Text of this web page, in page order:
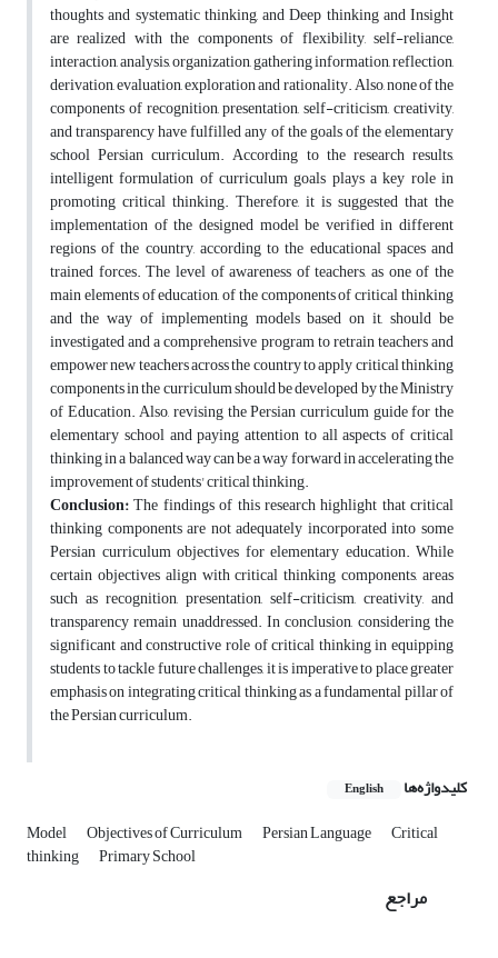
thoughts and systematic thinking, and Deep thinking and Insight
are realized with the components of flexibility, self-reliance,
interaction, analysis, organization, gathering information, reflection,
derivation, evaluation, exploration and rationality. Also, none of the
components of recognition, presentation, self-criticism, creativity,
and transparency have fulfilled any of the goals of the elementary
school Persian curriculum. According to the research results,
intelligent formulation of curriculum goals plays a key role in
promoting critical thinking. Therefore, it is suggested that the
implementation of the designed model be verified in different
regions of the country, according to the educational spaces and
trained forces. The level of awareness of teachers, as one of the
main elements of education, of the components of critical thinking
and the way of implementing models based on it, should be
investigated and a comprehensive program to retrain teachers and
empower new teachers across the country to apply critical thinking
components in the curriculum should be developed by the Ministry
of Education. Also, revising the Persian curriculum guide for the
elementary school and paying attention to all aspects of critical
thinking in a balanced way can be a way forward in accelerating the
improvement of students' critical thinking.
Conclusion:The findings of this research highlight that critical
thinking components are not adequately incorporated into some
Persian curriculum objectives for elementary education. While
certain objectives align with critical thinking components, areas
such as recognition, presentation, self-criticism, creativity, and
transparency remain unaddressed. In conclusion, considering the
significant and constructive role of critical thinking in equipping
students to tackle future challenges, it is imperative to place greater
emphasis on integrating critical thinking as a fundamental pillar of
the Persian curriculum.
کلیدواژه‌ها English
Model Objectives of Curriculum Persian Language Critical
thinking Primary School
مراجع